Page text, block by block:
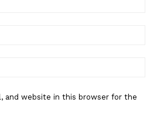
and website in this browser for the